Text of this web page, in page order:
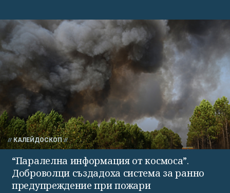
КАЛЕЙДОСКОП
“Паралелна информация от космоса”.
Доброволци създадоха система за ранно
предупреждение при пожари